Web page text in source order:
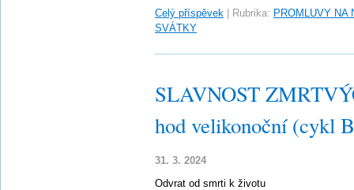
Celý příspěvek Rubrika: PROMLUVY NA
SVÁTKY
SLAVNOST
hod velikonoční (cykl
31. 3. 2024
Odvrat od smrti k životu